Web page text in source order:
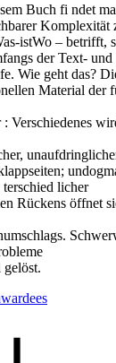
Buch fi ndet
Komplexität
istWo – betrifft,
der Text-
Wie geht das?
Material der
Verschiedenes
licher
Rückens öffnet